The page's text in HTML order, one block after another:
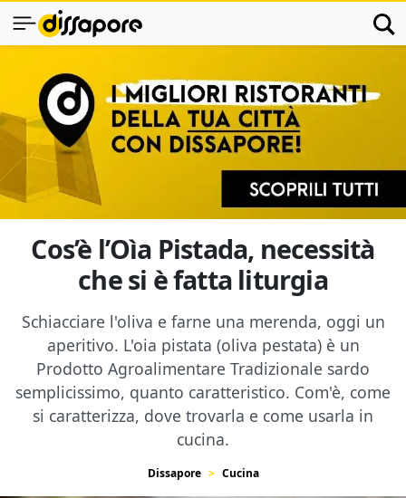
Cos’è l’Oìa Pistada, necessità
che si è fatta liturgia
Schiacciare l'oliva e farne una merenda, oggi un
aperitivo. L'oia pistata (oliva pestata) è un
Prodotto Agroalimentare Tradizionale sardo
semplicissimo, quanto caratteristico. Com'è, come
si caratterizza, dove trovarla e come usarla in
cucina.
Dissapore Cucina